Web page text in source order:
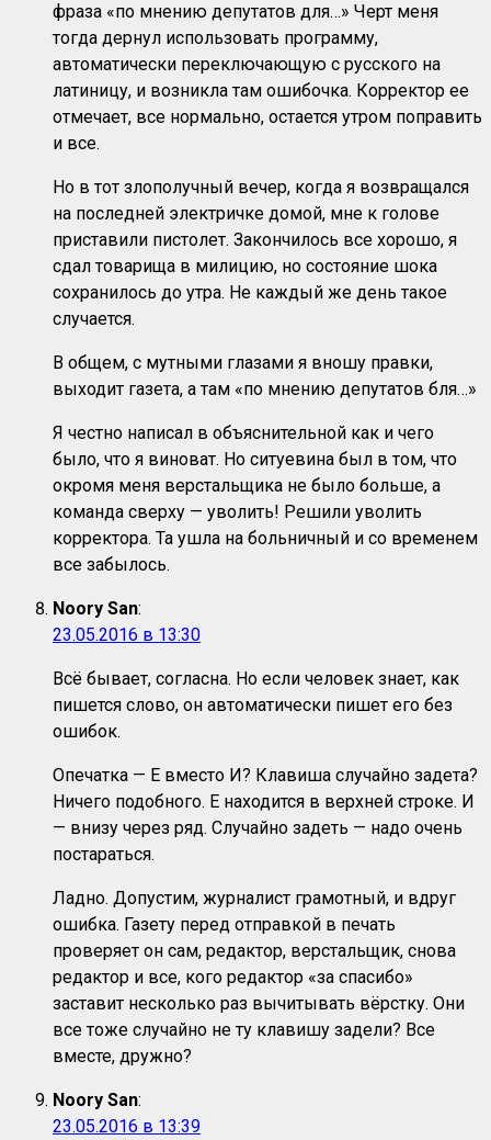
фраза «по мнению депутатов для…» Черт меня
тогда дернул использовать программу,
автоматически переключающую с русского на
латиницу, и возникла там ошибочка. Корректор ее
отмечает, все нормально, остается утром поправить
и все.
Но в тот злополучный вечер, когда я возвращался
на последней электричке домой, мне к голове
приставили пистолет. Закончилось все хорошо, я
сдал товарища в милицию, но состояние шока
сохранилось до утра. Не каждый же день такое
случается.
В общем, с мутными глазами я вношу правки,
выходит газета, а там «по мнению депутатов бля…»
Я честно написал в объяснительной как и чего
было, что я виноват. Но ситуевина был в том, что
окромя меня верстальщика не было больше, а
команда сверху — уволить! Решили уволить
корректора. Та ушла на больничный и со временем
все забылось.
Noory San:
23.05.2016 в 13:30
Всё бывает, согласна. Но если человек знает, как
пишется слово, он автоматически пишет его без
ошибок.
Опечатка — Е вместо И? Клавиша случайно задета?
Ничего подобного. Е находится в верхней строке. И
— внизу через ряд. Случайно задеть — надо очень
постараться.
Ладно. Допустим, журналист грамотный, и вдруг
ошибка. Газету перед отправкой в печать
проверяет он сам, редактор, верстальщик, снова
редактор и все, кого редактор «за спасибо»
заставит несколько раз вычитывать вёрстку. Они
все тоже случайно не ту клавишу задели? Все
вместе, дружно?
Noory San:
23.05.2016 в 13:39